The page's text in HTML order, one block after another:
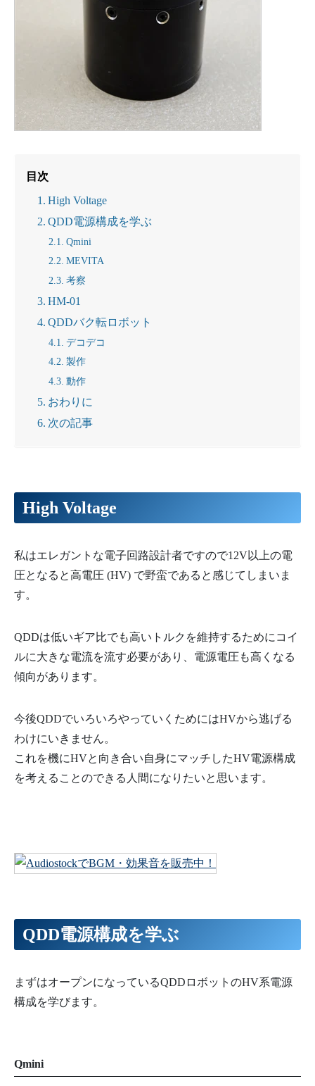
目次
High Voltage
QDD電源構成を学ぶ
Qmini
MEVITA
考察
HM-01
QDDバク転ロボット
デコデコ
製作
動作
おわりに
次の記事
High Voltage
私はエレガントな電子回路設計者ですので12V以上の電
圧となると高電圧 (HV) で野蛮であると感じてしまいま
す。
QDDは低いギア比でも高いトルクを維持するためにコイ
ルに大きな電流を流す必要があり、電源電圧も高くなる
傾向があります。
今後QDDでいろいろやっていくためにはHVから逃げる
わけにいきません。
これを機にHVと向き合い自身にマッチしたHV電源構成
を考えることのできる人間になりたいと思います。
QDD電源構成を学ぶ
まずはオープンになっているQDDロボットのHV系電源
構成を学びます。
Qmini